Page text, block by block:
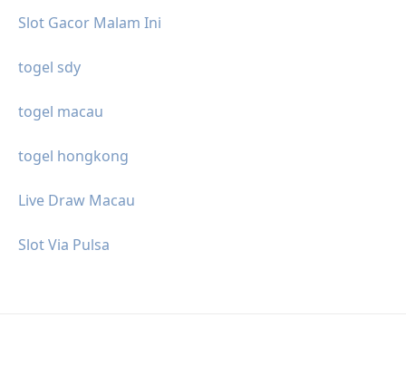
Slot Gacor Malam Ini
togel sdy
togel macau
togel hongkong
Live Draw Macau
Slot Via Pulsa